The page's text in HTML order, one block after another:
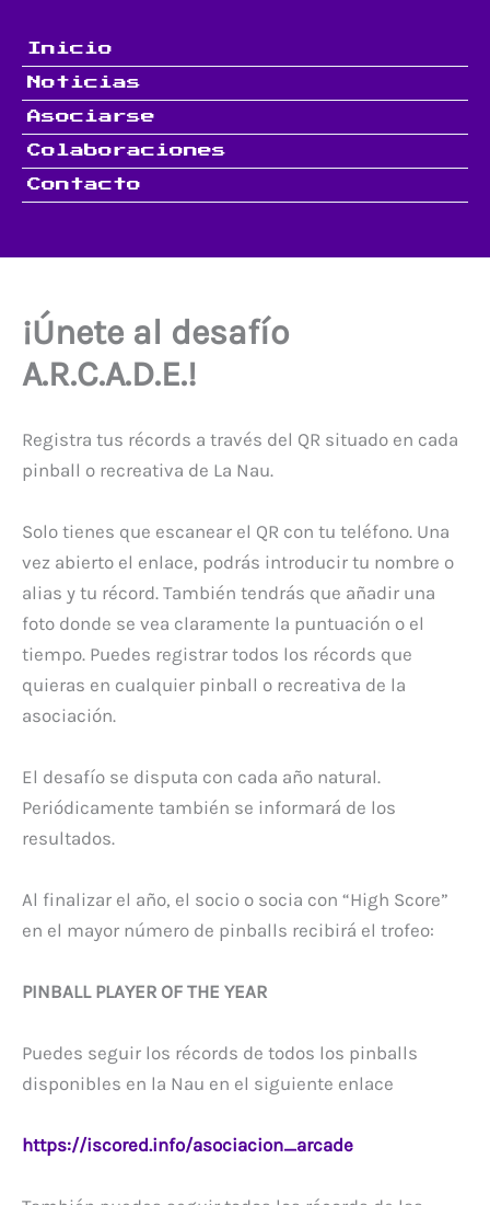
contenido
Inicio
Noticias
Asociarse
Colaboraciones
Contacto
¡Únete al desafío
A.R.C.A.D.E.!
Registra tus récords a través del QR situado en cada
pinball o recreativa de La Nau.
Solo tienes que escanear el QR con tu teléfono. Una
vez abierto el enlace, podrás introducir tu nombre o
alias y tu récord. También tendrás que añadir una
foto donde se vea claramente la puntuación o el
tiempo. Puedes registrar todos los récords que
quieras en cualquier pinball o recreativa de la
asociación.
El desafío se disputa con cada año natural.
Periódicamente también se informará de los
resultados.
Al finalizar el año, el socio o socia con “High Score”
en el mayor número de pinballs recibirá el trofeo:
PINBALL PLAYER OF THE YEAR
Puedes seguir los récords de todos los pinballs
disponibles en la Nau en el siguiente enlace
https://iscored.info/asociacion_arcade